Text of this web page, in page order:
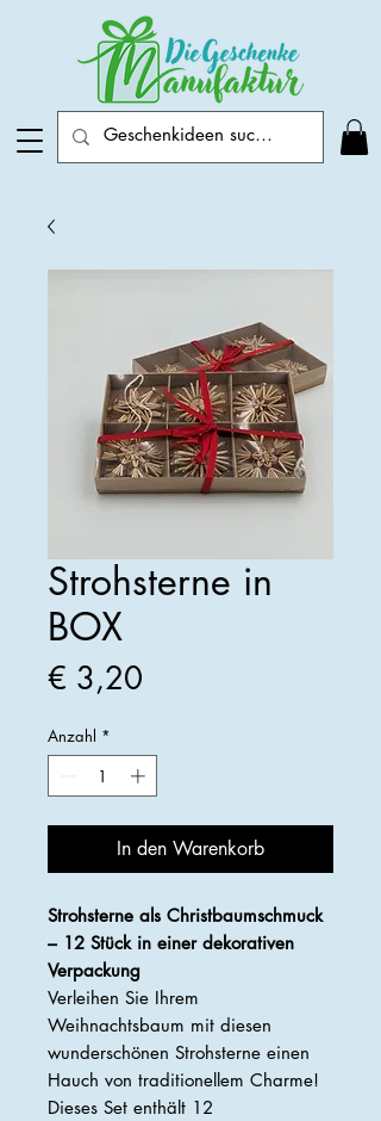
Strohsterne in
BOX
€ 3,20
Anzahl *
In den Warenkorb
Strohsterne als Christbaumschmuck
– 12 Stück in einer dekorativen
Verpackung
Verleihen Sie Ihrem
Weihnachtsbaum mit diesen
wunderschönen Strohsterne einen
Hauch von traditionellem Charme!
Dieses Set enthält 12